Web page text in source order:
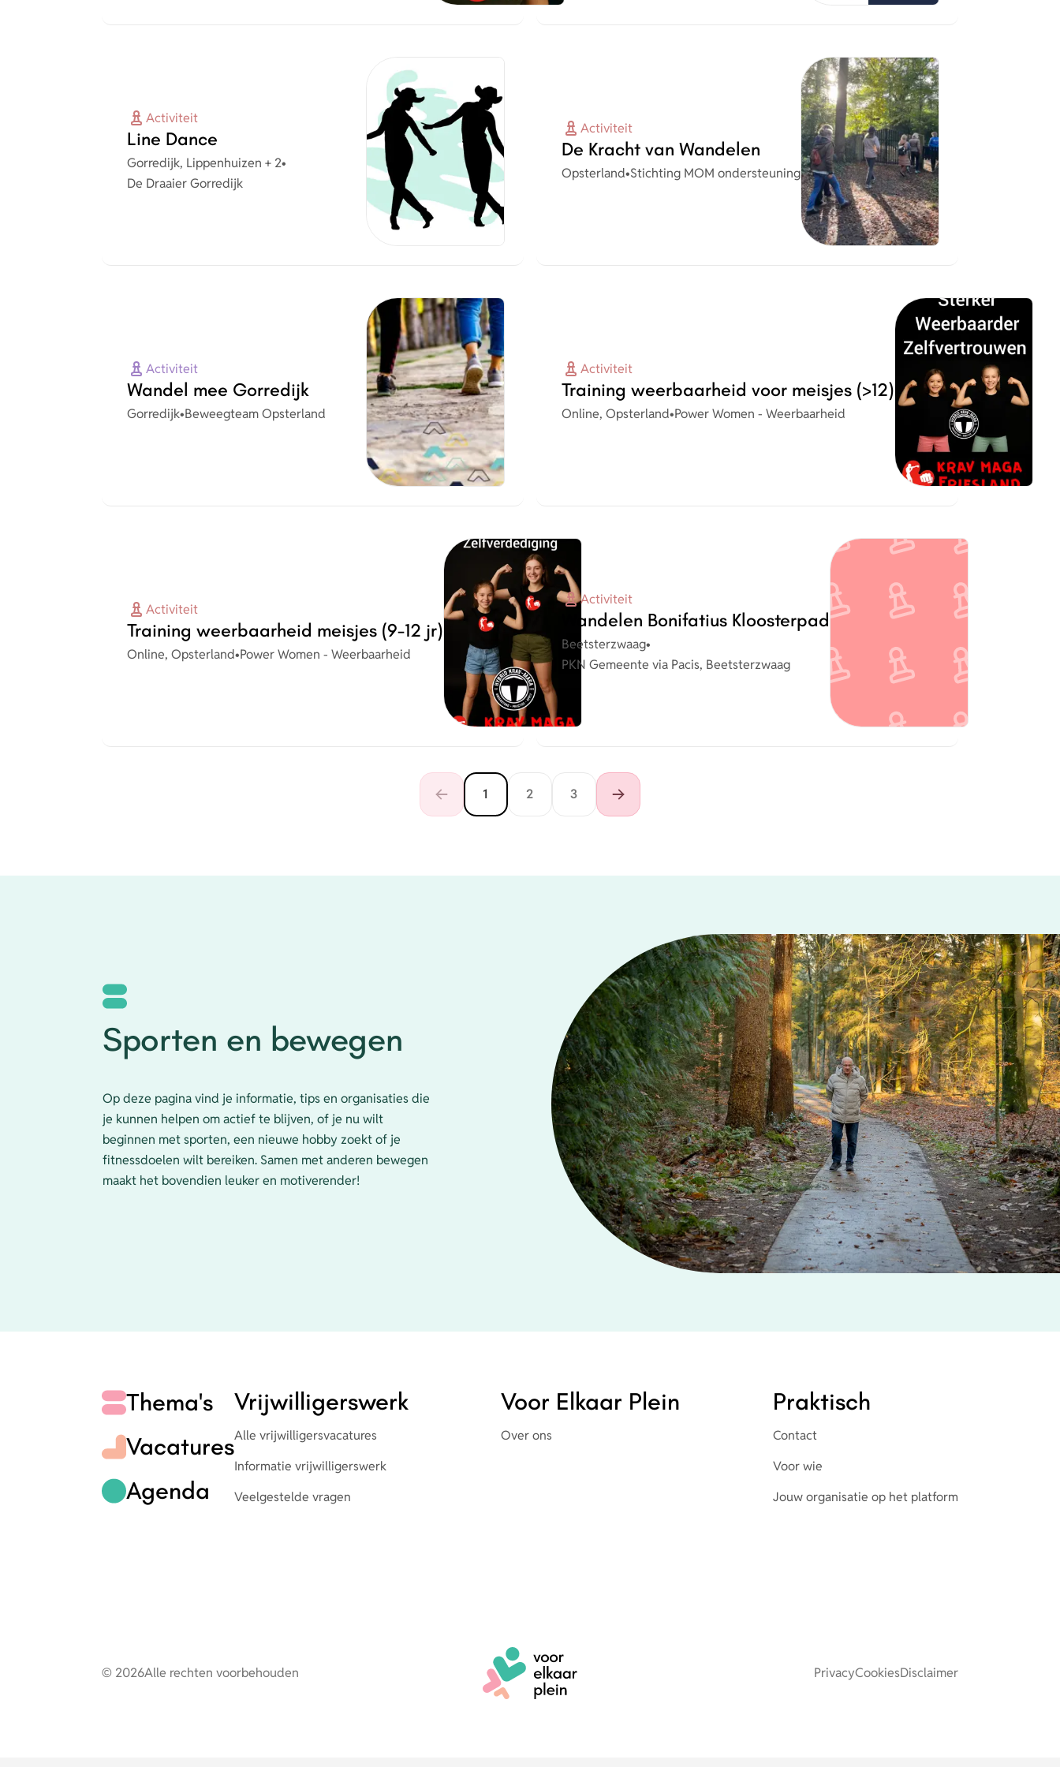
Activiteit
Line Dance
Plaats
Gorredijk, Lippenhuizen + 2•
Organisatie
De Draaier Gorredijk
Activiteit
De Kracht van Wandelen
Plaats
Opsterland•Organisatie
Stichting MOM ondersteuning
Activiteit
Wandel mee Gorredijk
Plaats
Gorredijk•Organisatie
Beweegteam Opsterland
Activiteit
Training weerbaarheid voor meisjes (>12)
Plaats
Online, Opsterland•Organisatie
Power Women - Weerbaarheid
Activiteit
Training weerbaarheid meisjes (9-12 jr)
Plaats
Online, Opsterland•Organisatie
Power Women - Weerbaarheid
Activiteit
Wandelen Bonifatius Kloosterpad
Plaats
Beetsterzwaag•
Organisatie
PKN Gemeente via Pacis, Beetsterzwaag
1 2 3
Sporten en bewegen
Op deze pagina vind je informatie, tips en organisaties die
je kunnen helpen om actief te blijven, of je nu wilt
beginnen met sporten, een nieuwe hobby zoekt of je
fitnessdoelen wilt bereiken. Samen met anderen bewegen
maakt het bovendien leuker en motiverender!
Thema's
Vacatures
Agenda
Vrijwilligerswerk
Alle vrijwilligersvacatures
Informatie vrijwilligerswerk
Veelgestelde vragen
Voor Elkaar Plein
Over ons
Praktisch
Contact
Voor wie
Jouw organisatie op het platform
© 2026Alle rechten voorbehouden PrivacyCookiesDisclaimer